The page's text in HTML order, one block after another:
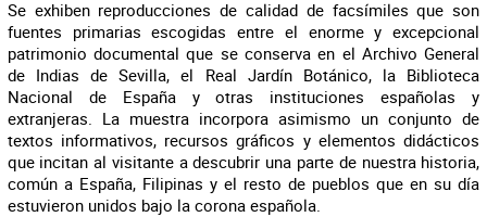
Se exhiben reproducciones de calidad de facsímiles que son
fuentes primarias escogidas entre el enorme y excepcional
patrimonio documental que se conserva en el Archivo General
de Indias de Sevilla, el Real Jardín Botánico, la Biblioteca
Nacional de España y otras instituciones españolas y
extranjeras. La muestra incorpora asimismo un conjunto de
textos informativos, recursos gráficos y elementos didácticos
que incitan al visitante a descubrir una parte de nuestra historia,
común a España, Filipinas y el resto de pueblos que en su día
estuvieron unidos bajo la corona española.